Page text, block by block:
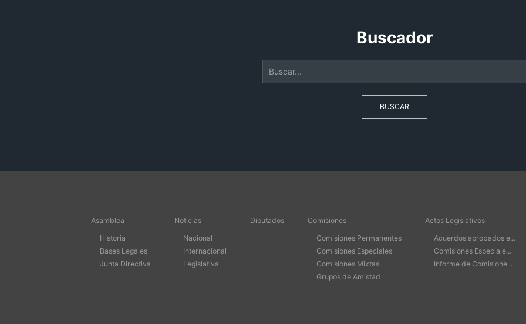
Buscador
BUSCAR
Asamblea
Historia
Bases Legales
Junta Directiva
Noticias
Nacional
Internacional
Legislativa
Diputados
Comisiones
Comisiones Permanentes
Comisiones Especiales
Comisiones Mixtas
Grupos de Amistad
Actos Legislativos
Acuerdos aprobados e...
Comisiones Especiale...
Informe de Comisione...